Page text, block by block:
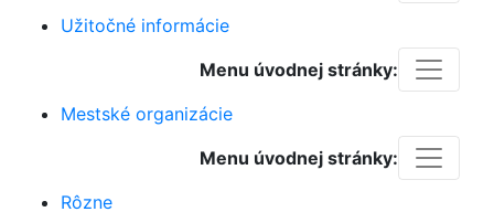
Užitočné informácie
Menu úvodnej stránky:
Mestské organizácie
Menu úvodnej stránky:
Rôzne